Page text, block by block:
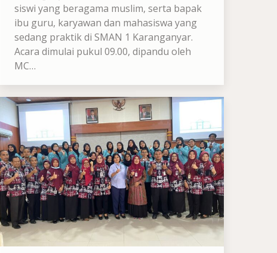
siswi yang beragama muslim, serta bapak
ibu guru, karyawan dan mahasiswa yang
sedang praktik di SMAN 1 Karanganyar.
Acara dimulai pukul 09.00, dipandu oleh
MC…